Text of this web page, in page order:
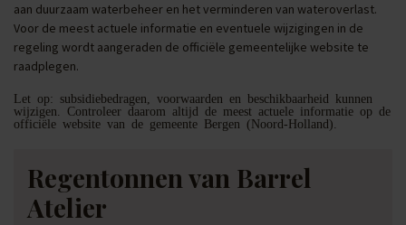
aan duurzaam waterbeheer en het verminderen van wateroverlast.
Voor de meest actuele informatie en eventuele wijzigingen in de
regeling wordt aangeraden de officiële gemeentelijke website te
raadplegen.
Let op: subsidiebedragen, voorwaarden en beschikbaarheid kunnen
wijzigen. Controleer daarom altijd de meest actuele informatie op de
officiële website van de gemeente Bergen (Noord-Holland).
Regentonnen van Barrel
Atelier